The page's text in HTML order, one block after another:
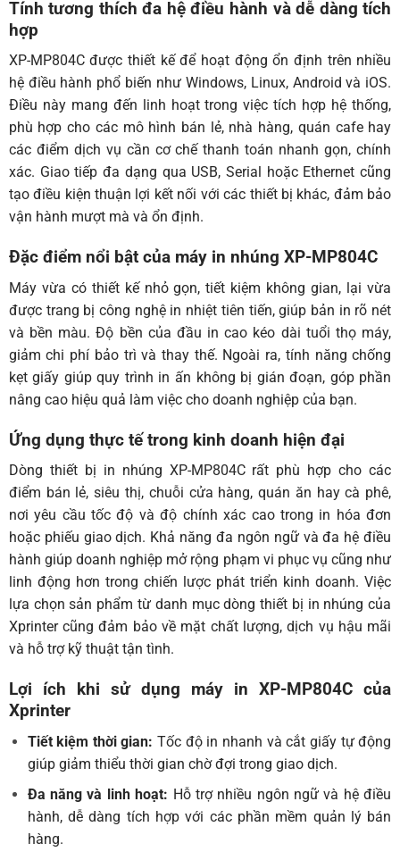
Tính tương thích đa hệ điều hành và dễ dàng tích
hợp
XP-MP804C được thiết kế để hoạt động ổn định trên nhiều
hệ điều hành phổ biến như Windows, Linux, Android và iOS.
Điều này mang đến linh hoạt trong việc tích hợp hệ thống,
phù hợp cho các mô hình bán lẻ, nhà hàng, quán cafe hay
các điểm dịch vụ cần cơ chế thanh toán nhanh gọn, chính
xác. Giao tiếp đa dạng qua USB, Serial hoặc Ethernet cũng
tạo điều kiện thuận lợi kết nối với các thiết bị khác, đảm bảo
vận hành mượt mà và ổn định.
Đặc điểm nổi bật của máy in nhúng XP-MP804C
Máy vừa có thiết kế nhỏ gọn, tiết kiệm không gian, lại vừa
được trang bị công nghệ in nhiệt tiên tiến, giúp bản in rõ nét
và bền màu. Độ bền của đầu in cao kéo dài tuổi thọ máy,
giảm chi phí bảo trì và thay thế. Ngoài ra, tính năng chống
kẹt giấy giúp quy trình in ấn không bị gián đoạn, góp phần
nâng cao hiệu quả làm việc cho doanh nghiệp của bạn.
Ứng dụng thực tế trong kinh doanh hiện đại
Dòng thiết bị in nhúng XP-MP804C rất phù hợp cho các
điểm bán lẻ, siêu thị, chuỗi cửa hàng, quán ăn hay cà phê,
nơi yêu cầu tốc độ và độ chính xác cao trong in hóa đơn
hoặc phiếu giao dịch. Khả năng đa ngôn ngữ và đa hệ điều
hành giúp doanh nghiệp mở rộng phạm vi phục vụ cũng như
linh động hơn trong chiến lược phát triển kinh doanh. Việc
lựa chọn sản phẩm từ danh mụcdòng thiết bị in nhúng của
Xprinter cũng đảm bảo về mặt chất lượng, dịch vụ hậu mãi
và hỗ trợ kỹ thuật tận tình.
Lợi ích khi sử dụng máy in XP-MP804C của
Xprinter
Tiết kiệm thời gian: Tốc độ in nhanh và cắt giấy tự động
giúp giảm thiểu thời gian chờ đợi trong giao dịch.
Đa năng và linh hoạt: Hỗ trợ nhiều ngôn ngữ và hệ điều
hành, dễ dàng tích hợp với các phần mềm quản lý bán
hàng.